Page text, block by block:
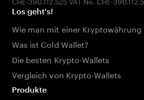
Los geht's!
Wie man mit einer
Was ist Cold Wallet?
Die besten Krypto-Wallets
Vergleich von Krypto-Wallets
Produkte